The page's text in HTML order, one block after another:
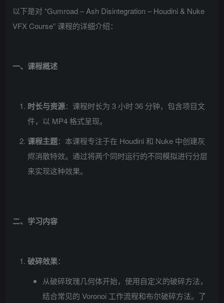
以下是对 “Gumroad – Ash Disintegration – Houdini & Nuke
VFX Course” 课程的详细介绍：
一、课程概述
时长与资源：课程时长为 3 小时 36 分钟，包含项目文
件，以 MP4 格式呈现。
课程主题：本课程专注于在 Houdini 和 Nuke 中创建灰
烬消散特效。通过将两个同时运行的不同模拟进行分层
来实现这种效果。
二、学习内容
破碎效果：
从破碎玫瑰几何体开始，使用自定义的破碎方法，
结合常见的 Voronoi 工作流程和布尔破碎方法。了